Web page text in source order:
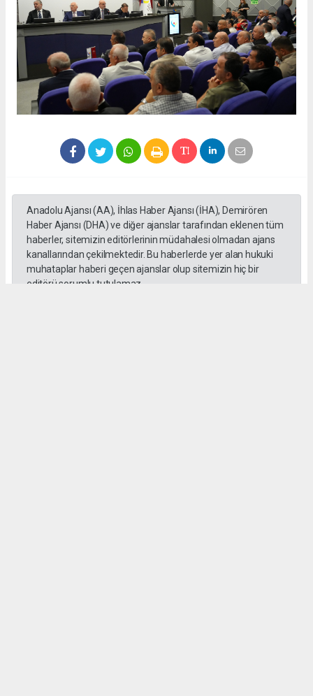
Anadolu Ajansı (AA), İhlas Haber Ajansı (İHA), Demirören
Haber Ajansı (DHA) ve diğer ajanslar tarafından eklenen tüm
haberler, sitemizin editörlerinin müdahalesi olmadan ajans
kanallarından çekilmektedir. Bu haberlerde yer alan hukuki
muhataplar haberi geçen ajanslar olup sitemizin hiç bir
editörü sorumlu tutulamaz...